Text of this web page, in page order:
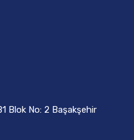
Blok No: 2 Başakşehir